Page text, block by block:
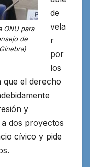
ONU para
de
de
vela
r
por
los
que el derecho
y
dos proyectos
cívico y pide